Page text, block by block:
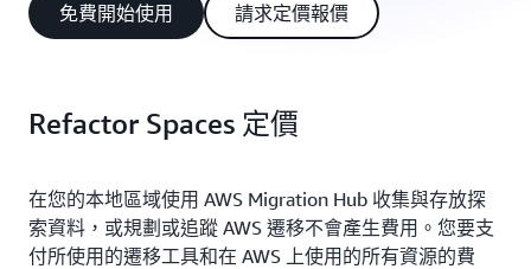
免費開始使用 請求定價報價
Refactor Spaces 定價
在您的本地區域使用 AWS Migration Hub 收集與存放探
索資料，或規劃或追蹤 AWS 遷移不會產生費用。您要支
付所使用的遷移工具和在 AWS 上使用的所有資源的費